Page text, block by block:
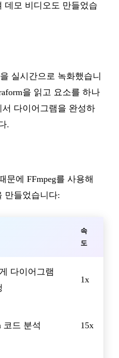
데모 비디오도 만들었습
실시간으로 녹화했습니
을 읽고 요소를 하나
다이어그램을 완성하
.
문에 FFmpeg를 사용해
만들었습니다:
속
도
다이어그램
1x
코드 분석 15x